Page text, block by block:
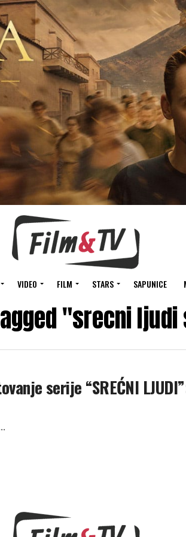
VIDEO FILM STARS SAPUNICE
"srecni
serije “SREĆNI